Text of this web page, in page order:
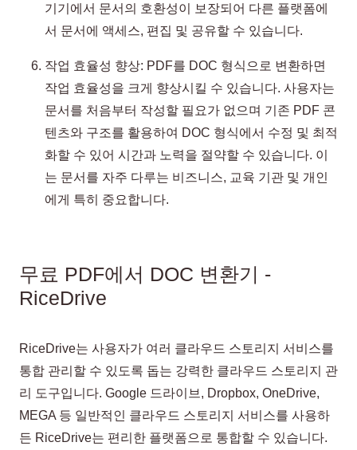
기기에서 문서의 호환성이 보장되어 다른 플랫폼에
서 문서에 액세스, 편집 및 공유할 수 있습니다.
작업 효율성 향상: PDF를 DOC 형식으로 변환하면
작업 효율성을 크게 향상시킬 수 있습니다. 사용자는
문서를 처음부터 작성할 필요가 없으며 기존 PDF 콘
텐츠와 구조를 활용하여 DOC 형식에서 수정 및 최적
화할 수 있어 시간과 노력을 절약할 수 있습니다. 이
는 문서를 자주 다루는 비즈니스, 교육 기관 및 개인
에게 특히 중요합니다.
무료 PDF에서 DOC 변환기 -
RiceDrive
RiceDrive는 사용자가 여러 클라우드 스토리지 서비스를
통합 관리할 수 있도록 돕는 강력한 클라우드 스토리지 관
리 도구입니다. Google 드라이브, Dropbox, OneDrive,
MEGA 등 일반적인 클라우드 스토리지 서비스를 사용하
든 RiceDrive는 편리한 플랫폼으로 통합할 수 있습니다.